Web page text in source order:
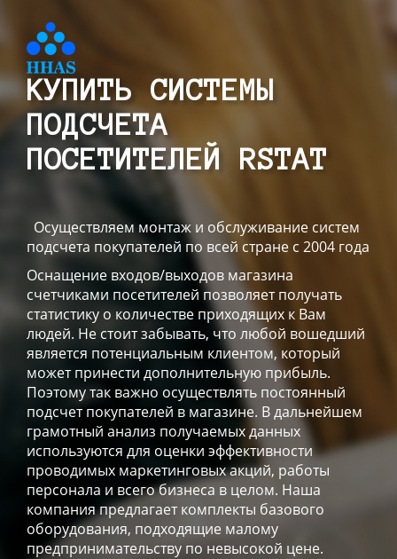
КУПИТЬ СИСТЕМЫ
ПОДСЧЕТА
ПОСЕТИТЕЛЕЙ RSTAT
Осуществляем монтаж и обслуживание систем
подсчета покупателей по всей стране с 2004 года
Оснащение входов/выходов магазина
счетчиками посетителей позволяет получать
статистику о количестве приходящих к Вам
людей. Не стоит забывать, что любой вошедший
является потенциальным клиентом, который
может принести дополнительную прибыль.
Поэтому так важно осуществлять постоянный
подсчет покупателей в магазине. В дальнейшем
грамотный анализ получаемых данных
используются для оценки эффективности
проводимых маркетинговых акций, работы
персонала и всего бизнеса в целом. Наша
компания предлагает комплекты базового
оборудования, подходящие малому
предпринимательству по невысокой цене.